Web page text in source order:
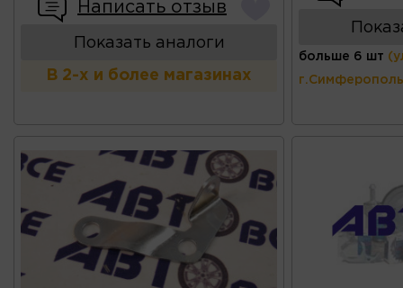
Написать отзыв
Показать аналоги
В 2-х и более магазинах
больше 6 шт